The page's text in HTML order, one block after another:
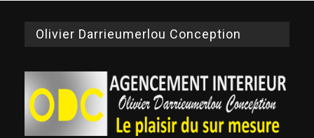
Olivier Darrieumerlou Conception